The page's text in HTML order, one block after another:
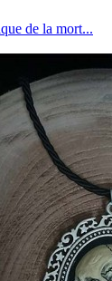
de la mort...